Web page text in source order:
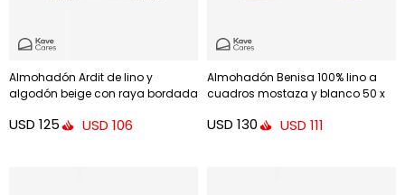
Almohadón Ardit de lino y
algodón beige con raya bordada
USD 125 USD 106
Almohadón Benisa 100% lino a
cuadros mostaza y blanco 50 x
USD 130 USD 111